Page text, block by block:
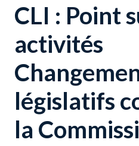
CLI : Point
activités
législatifs
la